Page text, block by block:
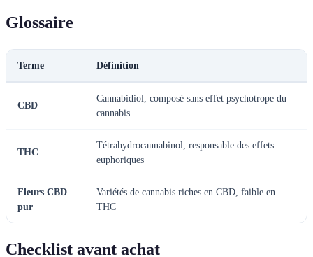
Glossaire
Terme Définition
CBD
Cannabidiol, composé sans effet psychotrope du
cannabis
THC
Tétrahydrocannabinol, responsable des effets
euphoriques
Fleurs CBD
pur
Variétés de cannabis riches en CBD, faible en
THC
Checklist avant achat